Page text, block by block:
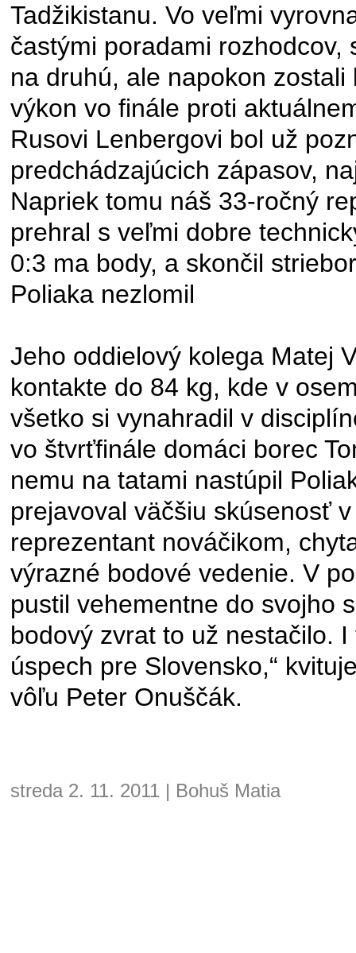
Tadžikistanu. Vo veľmi
častými poradami
na druhú, ale napokon
výkon vo finále proti
Rusovi Lenbergovi bol už
predchádzajúcich zápasov,
Napriek tomu náš 33-ročný
prehral s veľmi dobre
0:3 ma body, a skončil
Poliaka nezlomil
Jeho oddielový kolega Matej
kontakte do 84 kg, kde v
všetko si vynahradil v
vo štvrťfinále domáci borec
nemu na tatami nastúpil
prejavoval väčšiu skúsenosť
reprezentant nováčikom,
výrazné bodové vedenie. V
pustil vehementne do svojho
bodový zvrat to už nestačilo.
úspech pre Slovensko,“
vôľu Peter Onuščák.
streda 2. 11. 2011 | Bohuš Matia